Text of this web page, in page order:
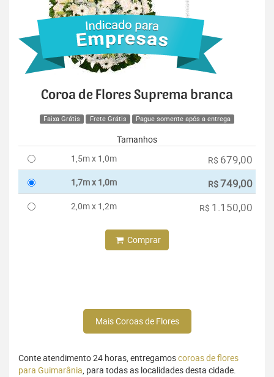
Coroa de Flores Suprema branca
Faixa Grátis Frete Grátis Pague somente após a entrega
Tamanhos
1,5m x 1,0m
R$ 679,00
1,7m x 1,0m R$749,00
2,0m x 1,2m R$ 1.150,00
Comprar
Mais Coroas de Flores
Conte atendimento 24 horas, entregamoscoroas de flores
para Guimarânia, para todas as localidades desta cidade.